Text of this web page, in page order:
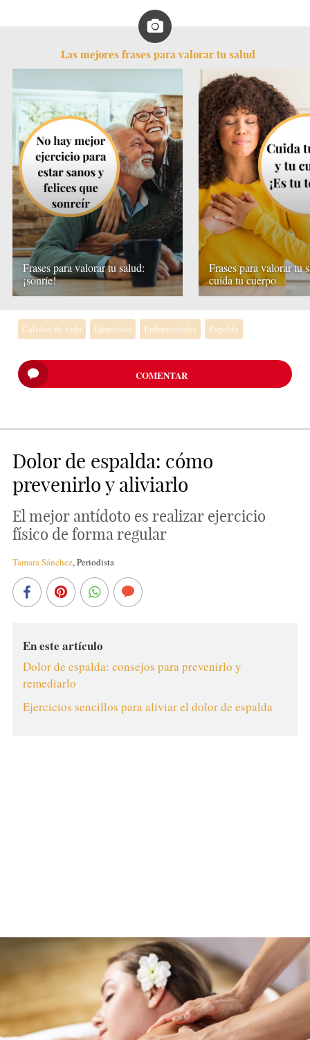
Las mejores frases para valorar tu salud
Frases para valorar tu salud:
¡sonríe!
Frases para valorar tu
cuida tu cuerpo
Calidad de vida Ejercicios Enfermedades Espalda
COMENTAR
Dolor de espalda: cómo
prevenirlo y aliviarlo
El mejor antídoto es realizar ejercicio
físico de forma regular
Tamara Sánchez,Periodista
En este artículo
Dolor de espalda: consejos para prevenirlo y
remediarlo
Ejercicios sencillos para aliviar el dolor de espalda